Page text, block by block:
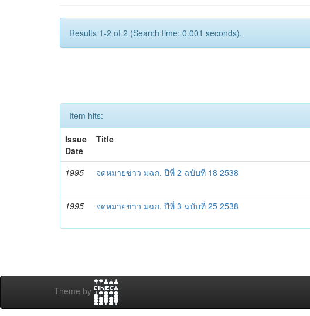
Results 1-2 of 2 (Search time: 0.001 seconds).
Item hits:
Issue
Date
Title
1995 จดหมายข่าว มฉก. ปีที่ 2 ฉบับที่ 18 2538
1995
จดหมายข่าว มฉก. ปีที่ 3 ฉบับที่ 25 2538
Theme by